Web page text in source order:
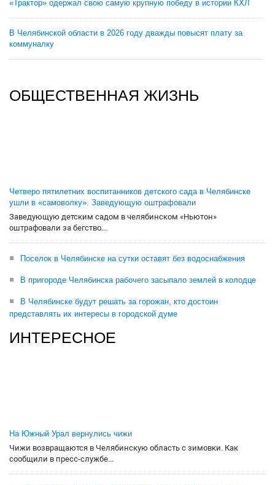
«Трактор» одержал свою самую крупную победу в истории КХЛ
В Челябинской области в 2026 году дважды повысят плату за
коммуналку
ОБЩЕСТВЕННАЯ ЖИЗНЬ
Четверо пятилетних воспитанников детского сада в Челябинске
ушли в «самоволку». Заведующую оштрафовали
Заведующую детским садом в челябинском «Ньютон»
оштрафовали за бегство...
Поселок в Челябинске на сутки оставят без водоснабжения
В пригороде Челябинска рабочего засыпало землей в колодце
В Челябинске будут решать за горожан, кто достоин
представлять их интересы в городской думе
ИНТЕРЕСНОЕ
На Южный Урал вернулись чижи
Чижи возвращаются в Челябинскую область с зимовки. Как
сообщили в пресс-службе...